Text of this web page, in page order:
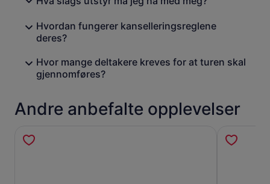
Hvordan fungerer kanselleringsreglene
deres?
Hvor mange deltakere kreves for at turen skal
gjennomføres?
Andre anbefalte opplevelser